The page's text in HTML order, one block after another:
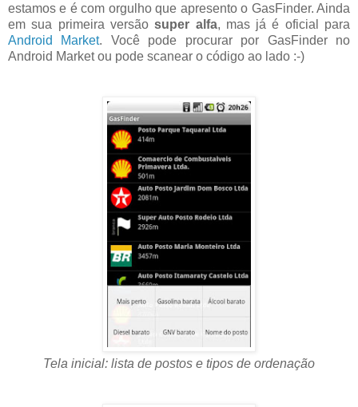
estamos e é com orgulho que apresento o GasFinder. Ainda
em sua primeira versãosuper alfa, mas já é oficial para
Android Market. Você pode procurar por GasFinder no
Android Market ou pode scanear o código ao lado :-)
Tela inicial: lista de postos e tipos de ordenação